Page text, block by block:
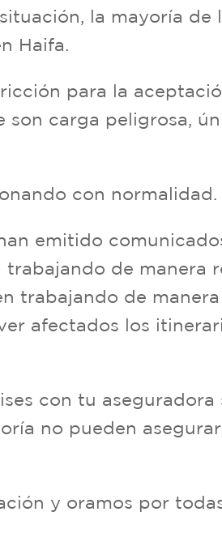
la mayoría de
Haifa.
para la
son carga peligrosa,
con normalidad.
emitido
de manera
trabajando de
afectados los
con tu aseguradora
no pueden
y oramos por